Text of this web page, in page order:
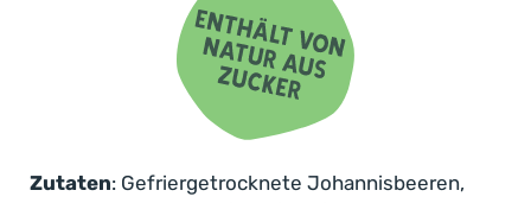
Zutaten: Gefriergetrocknete Johannisbeeren,